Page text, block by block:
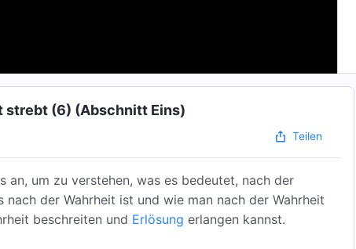
strebt (6) (Abschnitt Eins)
Teilen
um zu verstehen, was es bedeutet, nach der
der Wahrheit ist und wie man nach der Wahrheit
beschreiten und Erlösung erlangen kannst.